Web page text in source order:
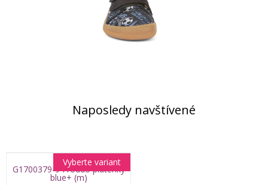
Naposledy navštívené
G1700379-9 Froddo plátenky
blue+ (m)
Vyberte variant